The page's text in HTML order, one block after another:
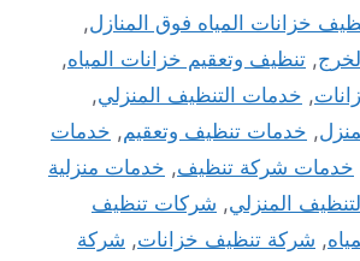
خزانات المياه فوق المنازل,
, تنظيف وتعقيم خزانات المياه,
, خدمات التنظيف المنزلي,
, خدمات تنظيف وتعقيم, خدمات
خدمات شركة تنظيف, خدمات منزلية
المنزلي, شركات تنظيف
, شركة تنظيف خزانات, شركة